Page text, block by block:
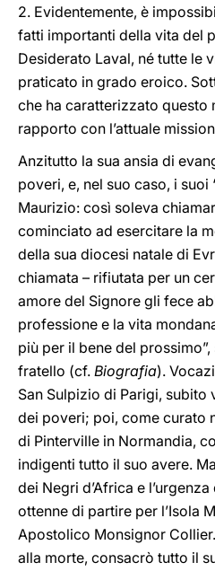
2. Evidentemente, è
fatti importanti della vita del
Desiderato Laval, né tutte le
praticato in grado eroico.
che ha caratterizzato questo
rapporto con l’attuale
Anzitutto la sua ansia di
poveri, e, nel suo caso, i suoi
Maurizio: così soleva
cominciato ad esercitare la
della sua diocesi natale di
chiamata – rifiutata per un
amore del Signore gli fece
professione e la vita
più per il bene del
fratello (cf. Biografia).
San Sulpizio di Parigi,
dei poveri; poi, come curato
di Pinterville in Normandia,
indigenti tutto il suo avere.
dei Negri d’Africa e
ottenne di partire per l’Isola
Apostolico Monsignor
alla morte, consacrò tutto il